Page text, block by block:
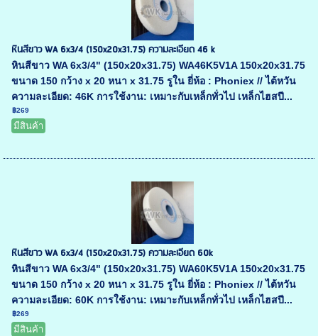
หินสีขาว WA 6x3/4 (150x20x31.75) ความละเอียด 46 k
หินสีขาว WA 6x3/4" (150x20x31.75) WA46K5V1A 150x20x31.75
ขนาด 150 กว้าง x 20 หนา x 31.75 รูใน ยี่ห้อ : Phoniex // ไต้หวัน
ความละเอียด: 46K การใช้งาน: เหมาะกับเหล็กทั่วไป เหล็กไฮสปี...
฿269
มีสินค้า
หินสีขาว WA 6x3/4 (150x20x31.75) ความละเอียด 60k
หินสีขาว WA 6x3/4" (150x20x31.75) WA60K5V1A 150x20x31.75
ขนาด 150 กว้าง x 20 หนา x 31.75 รูใน ยี่ห้อ : Phoniex // ไต้หวัน
ความละเอียด: 60K การใช้งาน: เหมาะกับเหล็กทั่วไป เหล็กไฮสปี...
฿269
มีสินค้า